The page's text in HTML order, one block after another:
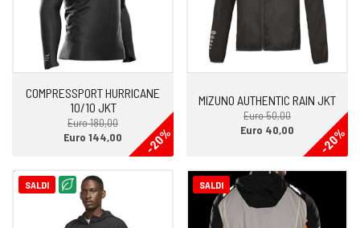
COMPRESSPORT HURRICANE
10/10 JKT
Euro 180,00
-20%
Euro 144,00
MIZUNO AUTHENTIC RAIN JKT
Euro 50,00
-20%
Euro 40,00
SALDI SALDI